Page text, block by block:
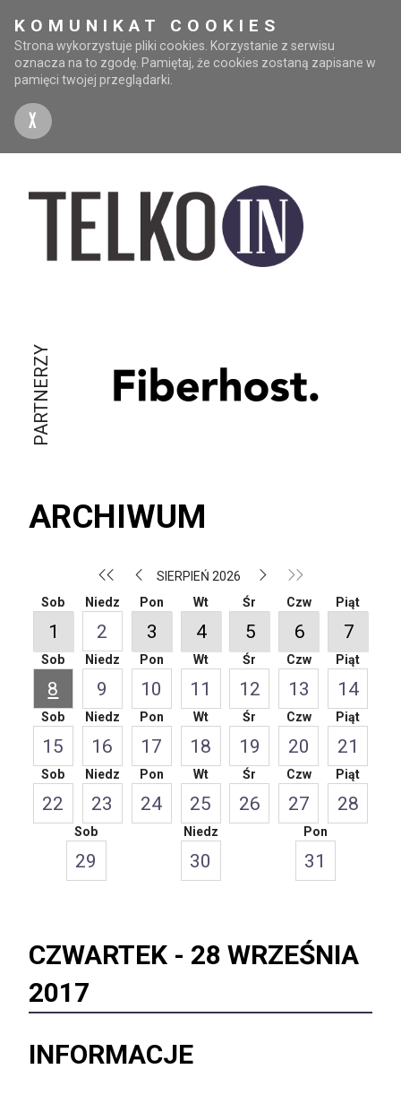
KOMUNIKAT COOKIES
Strona wykorzystuje pliki cookies. Korzystanie z serwisu
oznacza na to zgodę. Pamiętaj, że cookies zostaną zapisane w
pamięci twojej przeglądarki.
X
PARTNERZY
ARCHIWUM
SIERPIEŃ 2026
Sob
1
Niedz
2
Pon
3
Wt
4
Śr
5
Czw
6
Piąt
7
Sob
8
Niedz
9
Pon
10
Wt
11
Śr
12
Czw
13
Piąt
14
Sob
15
Niedz
16
Pon
17
Wt
18
Śr
19
Czw
20
Piąt
21
Sob
22
Niedz
23
Pon
24
Wt
25
Śr
26
Czw
27
Piąt
28
Sob
29
Niedz
30
Pon
31
CZWARTEK - 28 WRZEŚNIA
2017
INFORMACJE